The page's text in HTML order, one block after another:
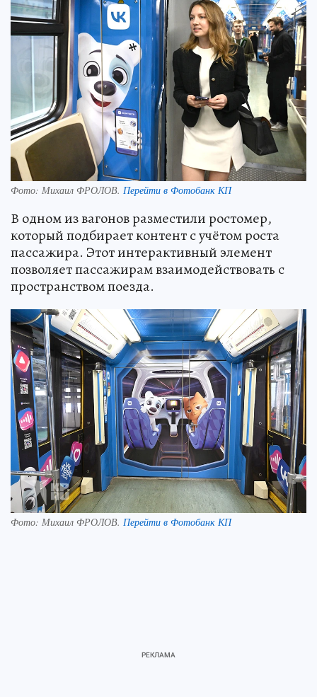
Фото: Михаил ФРОЛОВ. Перейти в Фотобанк КП
В одном из вагонов разместили ростомер,
который подбирает контент с учётом роста
пассажира. Этот интерактивный элемент
позволяет пассажирам взаимодействовать с
пространством поезда.
Фото: Михаил ФРОЛОВ. Перейти в Фотобанк КП